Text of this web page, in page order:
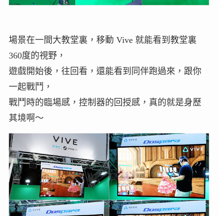
場景在一間大教堂裏，移動 Vive 就能看到教堂裏
360度的視野，
遊戲開始後，往回看，還能看到同伴跑過來，跟你
一起戰鬥，
戰鬥時的臨場感，控制器的回授感，真的就是身歷
其境啊～